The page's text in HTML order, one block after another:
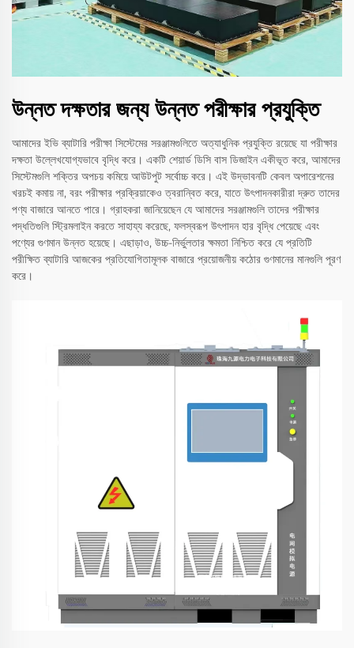
উন্নত দক্ষতার জন্য উন্নত পরীক্ষার প্রযুক্তি
আমাদের ইভি ব্যাটারি পরীক্ষা সিস্টেমের সরঞ্জামগুলিতে অত্যাধুনিক প্রযুক্তি রয়েছে যা পরীক্ষার
দক্ষতা উল্লেখযোগ্যভাবে বৃদ্ধি করে। একটি শেয়ার্ড ডিসি বাস ডিজাইন একীভূত করে, আমাদের
সিস্টেমগুলি শক্তির অপচয় কমিয়ে আউটপুট সর্বোচ্চ করে। এই উদ্ভাবনটি কেবল অপারেশনের
খরচই কমায় না, বরং পরীক্ষার প্রক্রিয়াকেও ত্বরান্বিত করে, যাতে উৎপাদনকারীরা দ্রুত তাদের
পণ্য বাজারে আনতে পারে। গ্রাহকরা জানিয়েছেন যে আমাদের সরঞ্জামগুলি তাদের পরীক্ষার
পদ্ধতিগুলি স্ট্রিমলাইন করতে সাহায্য করেছে, ফলস্বরূপ উৎপাদন হার বৃদ্ধি পেয়েছে এবং
পণ্যের গুণমান উন্নত হয়েছে। এছাড়াও, উচ্চ-নির্ভুলতার ক্ষমতা নিশ্চিত করে যে প্রতিটি
পরীক্ষিত ব্যাটারি আজকের প্রতিযোগিতামূলক বাজারে প্রয়োজনীয় কঠোর গুণমানের মানগুলি পূরণ
করে।